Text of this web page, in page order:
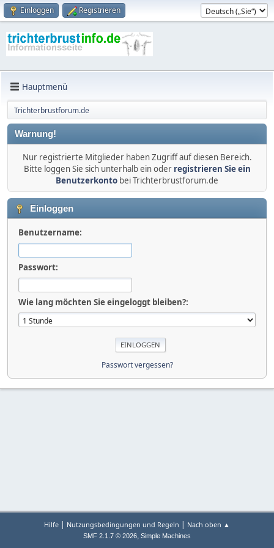
Einloggen Registrieren
Hauptmenü
Trichterbrustforum.de
Warnung!
Nur registrierte Mitglieder haben Zugriff auf diesen Bereich.
Bitte loggen Sie sich unterhalb ein oder registrieren Sie ein
Benutzerkonto bei Trichterbrustforum.de
Einloggen
Benutzername:
Passwort:
Wie lang möchten Sie eingeloggt bleiben?:
Passwort vergessen?
Hilfe | Nutzungsbedingungen und Regeln | Nach oben ▲
SMF 2.1.7 © 2026, Simple Machines